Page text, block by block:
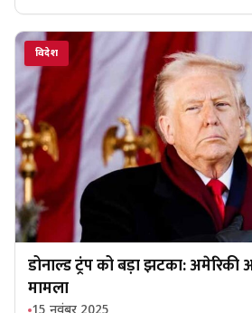
विदेश
डोनाल्ड ट्रंप को बड़ा झटका:
मामला